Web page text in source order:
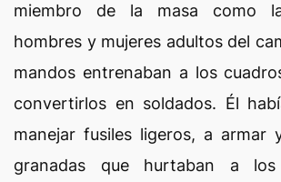
miembro de la masa como
hombres y mujeres adultos del
mandos entrenaban a los
convertirlos en soldados. Él
manejar fusiles ligeros, a armar
granadas que hurtaban a